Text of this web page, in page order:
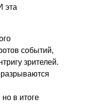
эта
событий,
зрителей.
в итоге